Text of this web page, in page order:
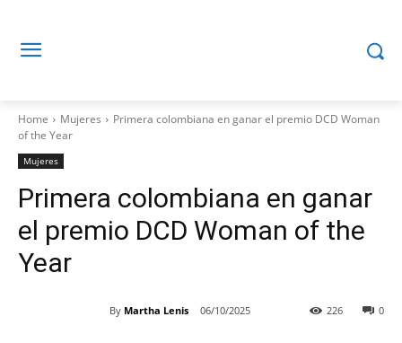
Home Mujeres
Primera colombiana en ganar el premio DCD Woman
of the Year
Mujeres
Primera colombiana en ganar
el premio DCD Woman of the
Year
By Martha Lenis 06/10/2025 0
226